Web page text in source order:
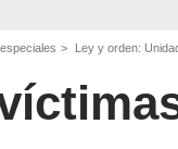
Ley y orden: Unidad de